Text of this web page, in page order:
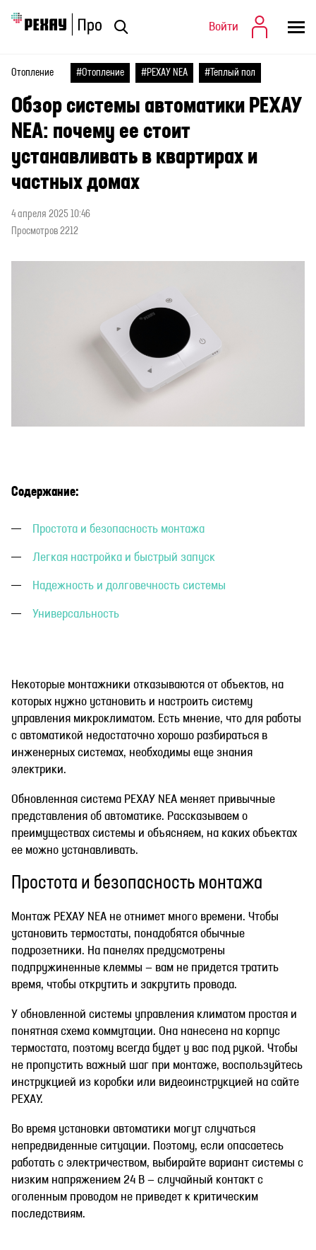
Статьи
Войти
Статьи Отопление
Обзор системы автоматики РЕХАУ NEA:
почему ее стоит устанавливать в квартирах и частных домах
Отопление #Отопление #РЕХАУ NEA #Теплый пол
Обзор системы автоматики РЕХАУ
NEA: почему ее стоит
устанавливать в квартирах и
частных домах
4 апреля 2025 10:46
Просмотров 2212
Содержание:
Простота и безопасность монтажа
Легкая настройка и быстрый запуск
Надежность и долговечность системы
Универсальность
Некоторые монтажники отказываются от объектов, на
которых нужно установить и настроить систему
управления микроклиматом. Есть мнение, что для работы
с автоматикой недостаточно хорошо разбираться в
инженерных системах, необходимы еще знания
электрики.
Обновленная система РЕХАУ NEA меняет привычные
представления об автоматике. Рассказываем о
преимуществах системы и объясняем, на каких объектах
ее можно устанавливать.
Простота и безопасность монтажа
Монтаж РЕХАУ NEA не отнимет много времени. Чтобы
установить термостаты, понадобятся обычные
подрозетники. На панелях предусмотрены
подпружиненные клеммы — вам не придется тратить
время, чтобы открутить и закрутить провода.
У обновленной системы управления климатом простая и
понятная схема коммутации. Она нанесена на корпус
термостата, поэтому всегда будет у вас под рукой. Чтобы
не пропустить важный шаг при монтаже, воспользуйтесь
инструкцией из коробки или видеоинструкцией на сайте
РЕХАУ.
Во время установки автоматики могут случаться
непредвиденные ситуации. Поэтому, если опасаетесь
работать с электричеством, выбирайте вариант системы с
низким напряжением 24 В — случайный контакт с
оголенным проводом не приведет к критическим
последствиям.